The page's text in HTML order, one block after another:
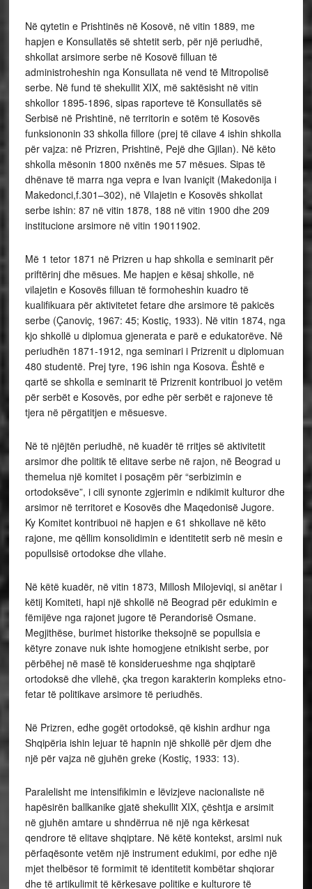
Në qytetin e Prishtinës në Kosovë, në vitin 1889, me
hapjen e Konsullatës së shtetit serb, për një periudhë,
shkollat arsimore serbe në Kosovë filluan të
administroheshin nga Konsullata në vend të Mitropolisë
serbe. Në fund të shekullit XIX, më saktësisht në vitin
shkollor 1895-1896, sipas raporteve të Konsullatës së
Serbisë në Prishtinë, në territorin e sotëm të Kosovës
funksiononin 33 shkolla fillore (prej të cilave 4 ishin shkolla
për vajza: në Prizren, Prishtinë, Pejë dhe Gjilan). Në këto
shkolla mësonin 1800 nxënës me 57 mësues. Sipas të
dhënave të marra nga vepra e Ivan Ivaniçit (Makedonija i
Makedonci,f.301–302), në Vilajetin e Kosovës shkollat
serbe ishin: 87 në vitin 1878, 188 në vitin 1900 dhe 209
institucione arsimore në vitin 19011902.
Më 1 tetor 1871 në Prizren u hap shkolla e seminarit për
priftërinj dhe mësues. Me hapjen e kësaj shkolle, në
vilajetin e Kosovës filluan të formoheshin kuadro të
kualifikuara për aktivitetet fetare dhe arsimore të pakicës
serbe (Çanoviç, 1967: 45; Kostiç, 1933). Në vitin 1874, nga
kjo shkollë u diplomua gjenerata e parë e edukatorëve. Në
periudhën 1871-1912, nga seminari i Prizrenit u diplomuan
480 studentë. Prej tyre, 196 ishin nga Kosova. Është e
qartë se shkolla e seminarit të Prizrenit kontribuoi jo vetëm
për serbët e Kosovës, por edhe për serbët e rajoneve të
tjera në përgatitjen e mësuesve.
Në të njëjtën periudhë, në kuadër të rritjes së aktivitetit
arsimor dhe politik të elitave serbe në rajon, në Beograd u
themelua një komitet i posaçëm për “serbizimin e
ortodoksëve”, i cili synonte zgjerimin e ndikimit kulturor dhe
arsimor në territoret e Kosovës dhe Maqedonisë Jugore.
Ky Komitet kontribuoi në hapjen e 61 shkollave në këto
rajone, me qëllim konsolidimin e identitetit serb në mesin e
popullsisë ortodokse dhe vllahe.
Në këtë kuadër, në vitin 1873, Millosh Milojeviqi, si anëtar i
këtij Komiteti, hapi një shkollë në Beograd për edukimin e
fëmijëve nga rajonet jugore të Perandorisë Osmane.
Megjithëse, burimet historike theksojnë se popullsia e
këtyre zonave nuk ishte homogjene etnikisht serbe, por
përbëhej në masë të konsiderueshme nga shqiptarë
ortodoksë dhe vllehë, çka tregon karakterin kompleks etno-
fetar të politikave arsimore të periudhës.
Në Prizren, edhe gogët ortodoksë, që kishin ardhur nga
Shqipëria ishin lejuar të hapnin një shkollë për djem dhe
një për vajza në gjuhën greke (Kostiç, 1933: 13).
Paralelisht me intensifikimin e lëvizjeve nacionaliste në
hapësirën ballkanike gjatë shekullit XIX, çështja e arsimit
në gjuhën amtare u shndërrua në një nga kërkesat
qendrore të elitave shqiptare. Në këtë kontekst, arsimi nuk
përfaqësonte vetëm një instrument edukimi, por edhe një
mjet thelbësor të formimit të identitetit kombëtar shqiorar
dhe të artikulimit të kërkesave politike e kulturore të